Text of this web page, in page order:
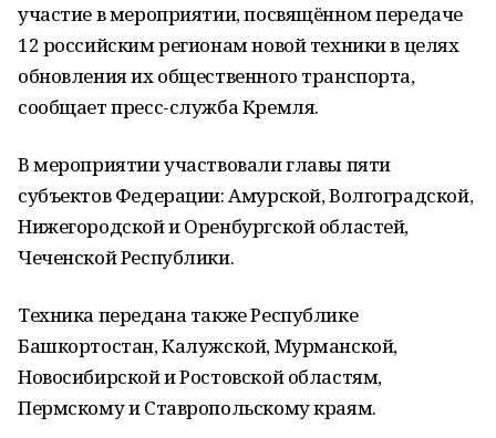
участие в мероприятии, посвящённом передаче
12 российским регионам новой техники в целях
обновления их общественного транспорта,
сообщает пресс-служба Кремля.
В мероприятии участвовали главы пяти
субъектов Федерации: Амурской, Волгоградской,
Нижегородской и Оренбургской областей,
Чеченской Республики.
Техника передана также Республике
Башкортостан, Калужской, Мурманской,
Новосибирской и Ростовской областям,
Пермскому и Ставропольскому краям.